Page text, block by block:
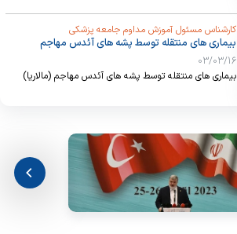
کارشناس مسئول آموزش مداوم جامعه پزشکی
بیماری های منتقله توسط پشه های آئدس مهاجم
(مالاریا)
03/03/16
بیماری های منتقله توسط پشه های آئدس مهاجم (مالاریا)